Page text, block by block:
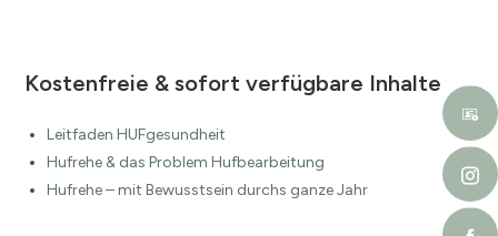
Kostenfreie & sofort verfügbare Inhalte
Leitfaden HUFgesundheit
Hufrehe & das Problem Hufbearbeitung
Hufrehe – mit Bewusstsein durchs ganze Jahr